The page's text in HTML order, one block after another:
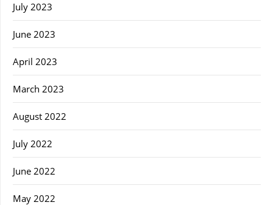
July 2023
June 2023
April 2023
March 2023
August 2022
July 2022
June 2022
May 2022